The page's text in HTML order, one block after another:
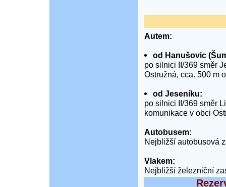
Autem:
od Hanušovic
po silnici II/369 směr
Ostružná, cca. 500 m
od Jeseníku:
po silnici II/369 směr
komunikace v obci
Autobusem:
Nejbližší autobusová
Vlakem:
Nejbližší železniční